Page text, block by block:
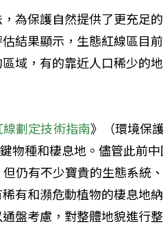
為保護自然提供了更充足
結果顯示，生態紅線區目
域，有的靠近人口稀少的
劃定技術指南》（環境保
物種和棲息地。儘管此前
仍有不少寶貴的生態系統
有和瀕危動植物的棲息地
盤考慮，對整體地貌進行